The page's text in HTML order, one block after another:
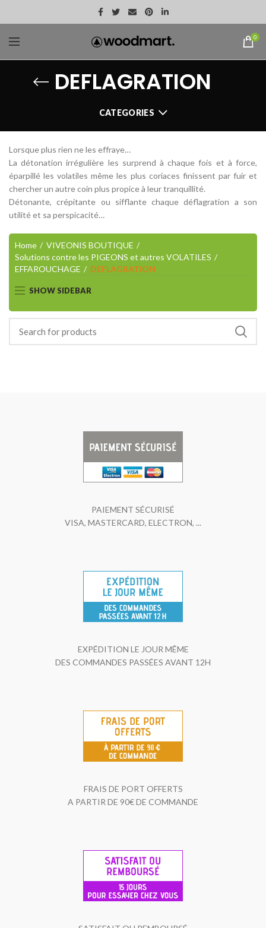
0
DEFLAGRATION
CATEGORIES
Lorsque plus rien ne les effraye…
La détonation irrégulière les surprend à chaque fois et à force,
éparpillé les volatiles même les plus coriaces finissent par fuir et
chercher un autre coin plus propice à leur tranquillité.
Détonante, crépitante ou sifflante chaque déflagration a son
utilité et sa perspicacité…
Home
VIVEONIS BOUTIQUE
Solutions contre les PIGEONS et autres VOLATILES
EFFAROUCHAGE
DEFLAGRATION
SHOW SIDEBAR
PAIEMENT SÉCURISÉ
VISA, MASTERCARD, ELECTRON, ...
EXPÉDITION LE JOUR MÊME
DES COMMANDES PASSÉES AVANT 12H
FRAIS DE PORT OFFERTS
A PARTIR DE 90€ DE COMMANDE